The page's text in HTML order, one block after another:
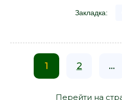
Закладка:
1 2 ...
Перейти на